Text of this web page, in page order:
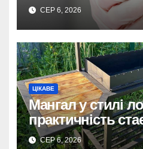
ховається
СЕР 6, 2026
ЦІКАВЕ
Мангал у стилі
практичність
дизайну
СЕР 6, 2026